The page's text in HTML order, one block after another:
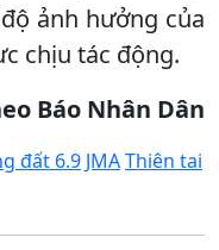
ảnh hưởng của
chịu tác động.
Báo Nhân Dân
đất 6.9 JMAThiên tai